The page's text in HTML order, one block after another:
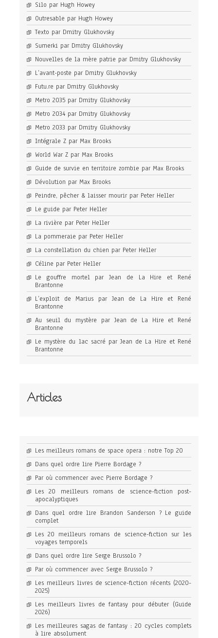
Silo par Hugh Howey
Outresable par Hugh Howey
Texto par Dmitry Glukhovsky
Sumerki par Dmitry Glukhovsky
Nouvelles de la mère patrie par Dmitry Glukhovsky
L’avant-poste par Dmitry Glukhovsky
Futu.re par Dmitry Glukhovsky
Metro 2035 par Dmitry Glukhovsky
Metro 2034 par Dmitry Glukhovsky
Metro 2033 par Dmitry Glukhovsky
Intégrale Z par Max Brooks
World War Z par Max Brooks
Guide de survie en territoire zombie par Max Brooks
Dévolution par Max Brooks
Peindre, pêcher & laisser mourir par Peter Heller
Le guide par Peter Heller
La rivière par Peter Heller
La pommeraie par Peter Heller
La constellation du chien par Peter Heller
Céline par Peter Heller
Le gouffre mortel par Jean de La Hire et René
Brantonne
L’exploit de Marius par Jean de La Hire et René
Brantonne
Au seuil du mystère par Jean de La Hire et René
Brantonne
Le mystère du lac sacré par Jean de La Hire et René
Brantonne
Articles
Les meilleurs romans de space opera : notre Top 20
Dans quel ordre lire Pierre Bordage ?
Par où commencer avec Pierre Bordage ?
Les 20 meilleurs romans de science-fiction post-
apocalyptiques
Dans quel ordre lire Brandon Sanderson ? Le guide
complet
Les 20 meilleurs romans de science-fiction sur les
voyages temporels
Dans quel ordre lire Serge Brussolo ?
Par où commencer avec Serge Brussolo ?
Les meilleurs livres de science-fiction récents (2020-
2025)
Les meilleurs livres de fantasy pour débuter (Guide
2026)
Les meilleures sagas de fantasy : 20 cycles complets
à lire absolument